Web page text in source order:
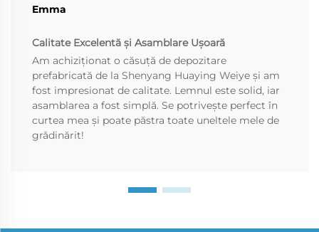
Emma
Calitate Excelentă și Asamblare Ușoară
Am achiziționat o căsuță de depozitare
prefabricată de la Shenyang Huaying Weiye și am
fost impresionat de calitate. Lemnul este solid, iar
asamblarea a fost simplă. Se potrivește perfect în
curtea mea și poate păstra toate uneltele mele de
grădinărit!